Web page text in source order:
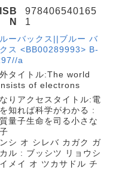
ISB
N
978406540165
1
ーバックス||ブルー バ
ス <BB00289993> B-
a
タイトル:The world
of electrons
りアクセスタイトル:電
知れば科学がわかる :
量子生命を司る小さな
シ オ シレバ カガク ガ
ル : ブッシツ リョウシ
メイ オ ツカサドル チ